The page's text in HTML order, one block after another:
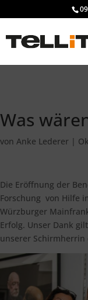
Was
von Anke Lederer |
Die Eröffnung der
Forschung von Hilfe
Würzburger
Erfolg. Unser Dank
unserer Schirmherrin